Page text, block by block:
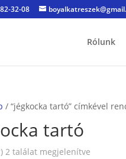
32-08
Rólunk
/ “jégkocka tartó” címkével
tartó
2 találat megjelenítve